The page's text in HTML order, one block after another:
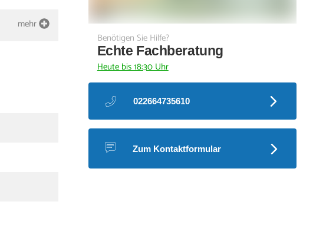
mehr
Benötigen Sie Hilfe?
Echte Fachberatung
Heute bis 18:30 Uhr
022664735610
Zum Kontaktformular